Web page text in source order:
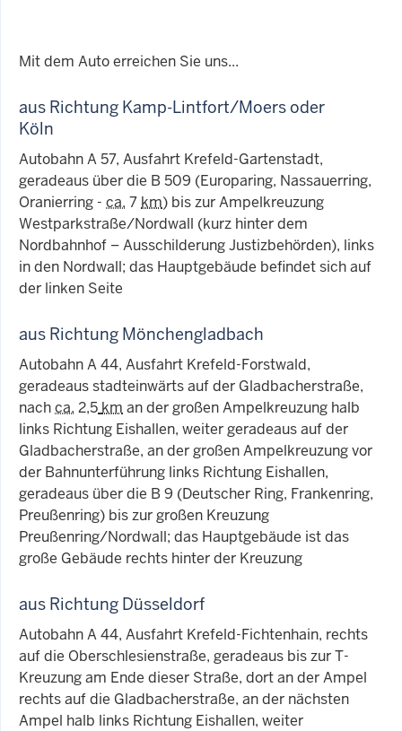
Mit dem Auto erreichen Sie uns...
aus Richtung Kamp-Lintfort/Moers oder
Köln
Autobahn A 57, Ausfahrt Krefeld-Gartenstadt,
geradeaus über die B 509 (Europaring, Nassauerring,
Oranierring - ca. 7 km) bis zur Ampelkreuzung
Westparkstraße/Nordwall (kurz hinter dem
Nordbahnhof – Ausschilderung Justizbehörden), links
in den Nordwall; das Hauptgebäude befindet sich auf
der linken Seite
aus Richtung Mönchengladbach
Autobahn A 44, Ausfahrt Krefeld-Forstwald,
geradeaus stadteinwärts auf der Gladbacherstraße,
nachca. 2,5 km an der großen Ampelkreuzung halb
links Richtung Eishallen, weiter geradeaus auf der
Gladbacherstraße, an der großen Ampelkreuzung vor
der Bahnunterführung links Richtung Eishallen,
geradeaus über die B 9 (Deutscher Ring, Frankenring,
Preußenring) bis zur großen Kreuzung
Preußenring/Nordwall; das Hauptgebäude ist das
große Gebäude rechts hinter der Kreuzung
aus Richtung Düsseldorf
Autobahn A 44, Ausfahrt Krefeld-Fichtenhain, rechts
auf die Oberschlesienstraße, geradeaus bis zur T-
Kreuzung am Ende dieser Straße, dort an der Ampel
rechts auf die Gladbacherstraße, an der nächsten
Ampel halb links Richtung Eishallen, weiter